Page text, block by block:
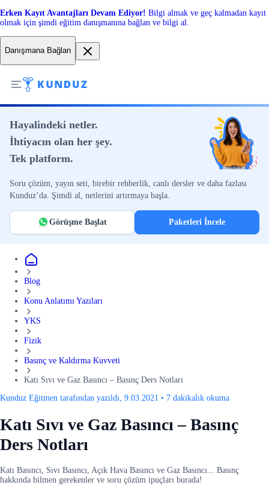
Erken Kayıt Avantajları Devam Ediyor! Bilgi almak ve geç kalmadan kayıt
olmak için şimdi eğitim danışmanına bağlan ve bilgi al.
Danışmana Bağlan
Hayalindeki netler.
İhtiyacın olan her şey.
Tek platform.
Soru çözüm, yayın seti, birebir rehberlik, canlı dersler ve daha fazlası
Kunduz’da. Şimdi al, netlerini artırmaya başla.
Görüşme Başlat Paketleri İncele
Blog
Konu Anlatımı Yazıları
YKS
Fizik
Basınç ve Kaldırma Kuvveti
Katı Sıvı ve Gaz Basıncı – Basınç Ders Notları
Kunduz Eğitmen tarafından yazıldı, 9.03.2021 • 7 dakikalık okuma
Katı Sıvı ve Gaz Basıncı – Basınç
Ders Notları
Katı Basıncı, Sıvı Basıncı, Açık Hava Basıncı ve Gaz Basıncı... Basınç
hakkında bilmen gerekenler ve soru çözüm ipuçları burada!